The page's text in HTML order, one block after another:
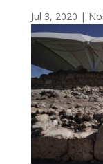
Jul 3, 2020 |